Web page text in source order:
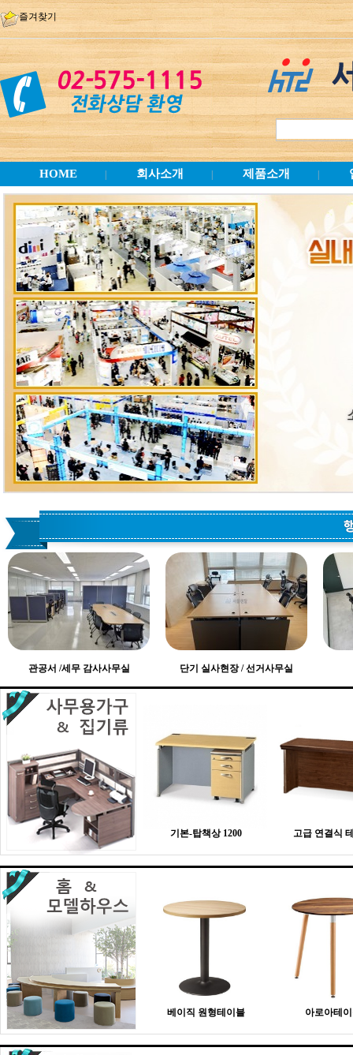
즐겨찾기
HOME 회사소개 제품소개
관공서 /세무 감사사무실 단기 실사현장 / 선거사무실
기본-탑책상 1200 고급 연결식
베이직 원형테이블 아로아테